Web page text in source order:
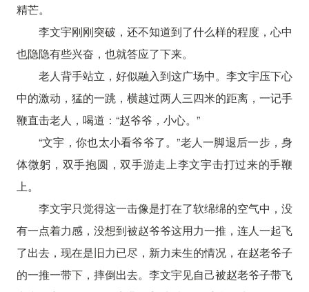
精芒。
李文宇刚刚突破，还不知道到了什么样的程度，心中
也隐隐有些兴奋，也就答应了下来。
老人背手站立，好似融入到这广场中。李文宇压下心
中的激动，猛的一跳，横越过两人三四米的距离，一记手
鞭直击老人，喝道：“赵爷爷，小心。”
“文宇，你也太小看爷爷了。”老人一脚退后一步，身
体微躬，双手抱圆，双手游走上李文宇击打过来的手鞭
上。
李文宇只觉得这一击像是打在了软绵绵的空气中，没
有一点着力感，没想到被赵爷爷这用力一推，连人一起飞
了出去，现在是旧力已尽，新力未生的情况，在赵老爷子
的一推一带下，摔倒出去。李文宇见自己被赵老爷子带飞